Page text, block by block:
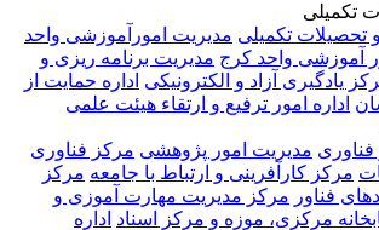
تکمیلی
تکمیلی مدیریت امورآموزشی واحد
آموزشی واحد کرج مدیریت برنامه ریزی و
یادگیری آزاد و الکترونیکی اداره حمایت از
اداره امور ترفیع و ارتقاء هیئت علمی
مدیریت امور پژوهشی مرکز فناوری
مرکز کارآفرینی و ارتباط با جامعه مرکز
فناور مرکز مدیریت مهارت آموزی و
مرکزی، موزه و مرکز اسناد اداره